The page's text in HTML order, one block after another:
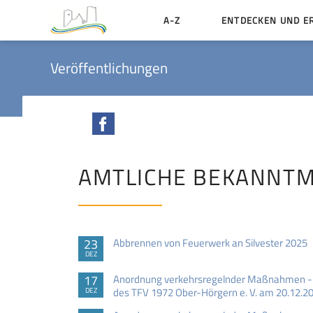
A-Z ENTDECKEN UND
Veröffentlichungen
AMTLICHE
23
DEZ
Abbrennen von Feuerwerk an Silvester 2025
17
DEZ
Anordnung verkehrsregelnder Maßnahmen
des TFV 1972 Ober-Hörgern e. V. am